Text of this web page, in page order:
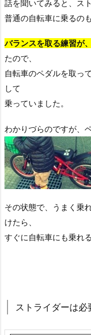
話を聞いてみると、ス
普通の自転車に乗るの
バランスを取る練習が
たので、
自転車のペダルを取っ
して
乗っていました。
わかりづらのですが、
その状態で、うまく乗
けたら、
すぐに自転車にも乗れ
ストライダーは必